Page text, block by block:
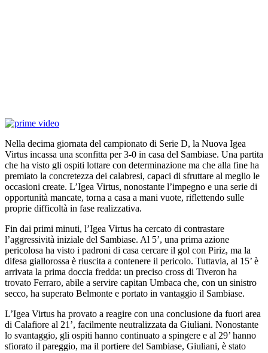
Nella decima giornata del campionato di Serie D, la Nuova Igea
Virtus incassa una sconfitta per 3-0 in casa del Sambiase. Una partita
che ha visto gli ospiti lottare con determinazione ma che alla fine ha
premiato la concretezza dei calabresi, capaci di sfruttare al meglio le
occasioni create. L’Igea Virtus, nonostante l’impegno e una serie di
opportunità mancate, torna a casa a mani vuote, riflettendo sulle
proprie difficoltà in fase realizzativa.
Fin dai primi minuti, l’Igea Virtus ha cercato di contrastare
l’aggressività iniziale del Sambiase. Al 5’, una prima azione
pericolosa ha visto i padroni di casa cercare il gol con Piriz, ma la
difesa giallorossa è riuscita a contenere il pericolo. Tuttavia, al 15’ è
arrivata la prima doccia fredda: un preciso cross di Tiveron ha
trovato Ferraro, abile a servire capitan Umbaca che, con un sinistro
secco, ha superato Belmonte e portato in vantaggio il Sambiase.
L’Igea Virtus ha provato a reagire con una conclusione da fuori area
di Calafiore al 21’, facilmente neutralizzata da Giuliani. Nonostante
lo svantaggio, gli ospiti hanno continuato a spingere e al 29’ hanno
sfiorato il pareggio, ma il portiere del Sambiase, Giuliani, è stato